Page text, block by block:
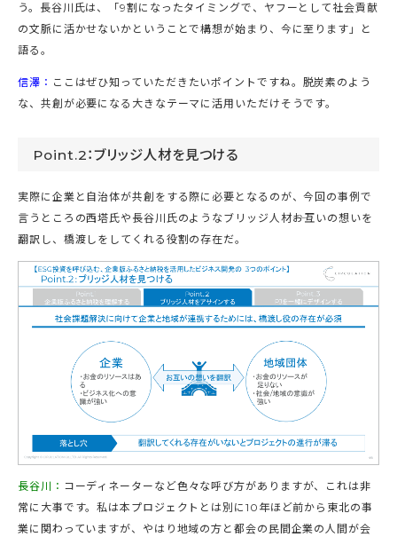
う。長谷川氏は、「9割になったタイミングで、ヤフーとして社会貢献
の文脈に活かせないかということで構想が始まり、今に至ります」と
語る。
信澤： ここはぜひ知っていただきたいポイントですね。脱炭素のよう
な、共創が必要になる大きなテーマに活用いただけそうです。
Point.2：ブリッジ人材を見つける
実際に企業と自治体が共創をする際に必要となるのが、今回の事例で
言うところの西塔氏や長谷川氏のようなブリッジ人材――お互いの想いを
翻訳し、橋渡しをしてくれる役割の存在だ。
長谷川： コーディネーターなど色々な呼び方がありますが、これは非
常に大事です。私は本プロジェクトとは別に10年ほど前から東北の事
業に関わっていますが、やはり地域の方と都会の民間企業の人間が会